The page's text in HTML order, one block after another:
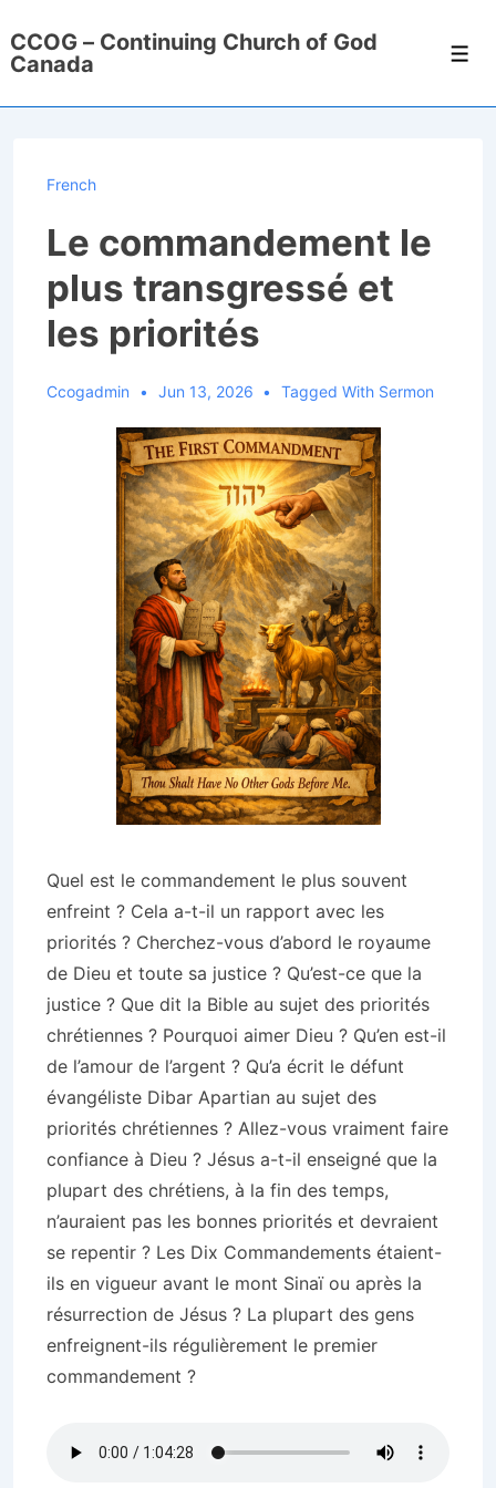
Skip
to
Main
CCOG – Continuing Church of God
Canada
French
Le commandement le
plus transgressé et
les priorités
Ccogadmin Jun 13, 2026 Tagged With Sermon
Quel est le commandement le plus souvent
enfreint ? Cela a-t-il un rapport avec les
priorités ? Cherchez-vous d’abord le royaume
de Dieu et toute sa justice ? Qu’est-ce que la
justice ? Que dit la Bible au sujet des priorités
chrétiennes ? Pourquoi aimer Dieu ? Qu’en est-il
de l’amour de l’argent ? Qu’a écrit le défunt
évangéliste Dibar Apartian au sujet des
priorités chrétiennes ? Allez-vous vraiment faire
confiance à Dieu ? Jésus a-t-il enseigné que la
plupart des chrétiens, à la fin des temps,
n’auraient pas les bonnes priorités et devraient
se repentir ? Les Dix Commandements étaient-
ils en vigueur avant le mont Sinaï ou après la
résurrection de Jésus ? La plupart des gens
enfreignent-ils régulièrement le premier
commandement ?